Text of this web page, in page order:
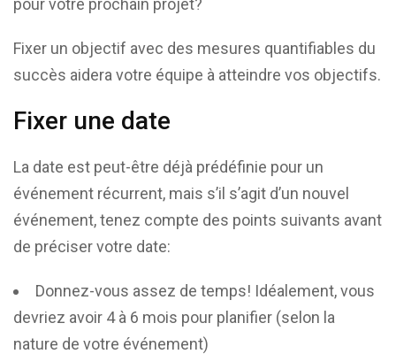
pour votre prochain projet?
Fixer un objectif avec des mesures quantifiables du
succès aidera votre équipe à atteindre vos objectifs.
Fixer une date
La date est peut-être déjà prédéfinie pour un
événement récurrent, mais s’il s’agit d’un nouvel
événement, tenez compte des points suivants avant
de préciser votre date:
Donnez-vous assez de temps! Idéalement, vous
devriez avoir 4 à 6 mois pour planifier (selon la
nature de votre événement)